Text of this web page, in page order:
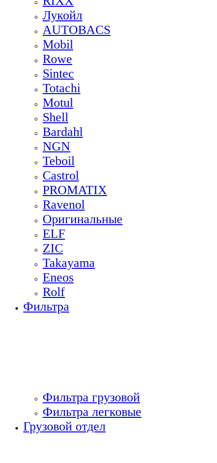
Лукойл
AUTOBACS
Mobil
Rowe
Sintec
Totachi
Motul
Shell
Bardahl
NGN
Teboil
Castrol
PROMATIX
Ravenol
Оригинальные
ELF
ZIC
Takayama
Eneos
Rolf
Фильтра
Фильтра грузовой
Фильтра легковые
Грузовой отдел